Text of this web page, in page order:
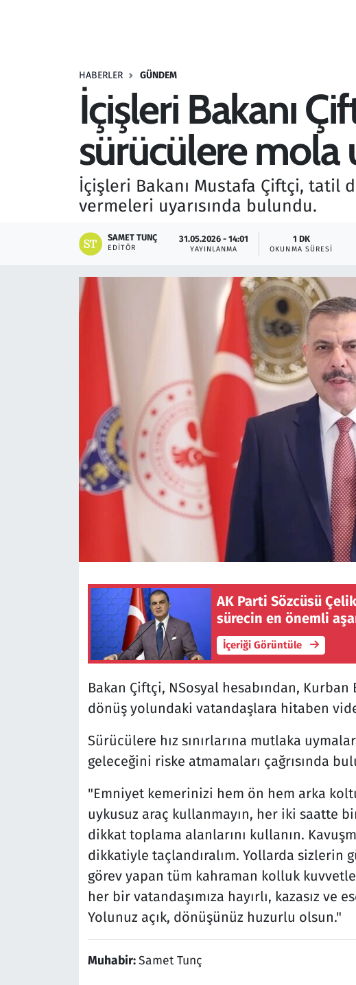
HABERLER GÜNDEM
İçişleri Bakanı
sürücülere mola
İçişleri Bakanı Mustafa Çiftçi, tatil
vermeleri uyarısında bulundu.
SAMET TUNÇ
EDITÖR
31.05.2026 - 14:01
YAYINLANMA
1 DK
OKUNMA SÜRESI
AK Parti Sözcüsü
sürecin en önemli
İçeriği Görüntüle
Bakan Çiftçi, NSosyal hesabından,
dönüş yolundaki vatandaşlara hitaben
Sürücülere hız sınırlarına mutlaka
geleceğini riske atmamaları çağrısında
"Emniyet kemerinizi hem ön hem arka
uykusuz araç kullanmayın, her iki saatte
dikkat toplama alanlarını kullanın.
dikkatiyle taçlandıralım. Yollarda sizlerin
görev yapan tüm kahraman kolluk
her bir vatandaşımıza hayırlı, kazasız
Yolunuz açık, dönüşünüz huzurlu olsun."
Muhabir:Samet Tunç
Savunma Sanayi
Teknoloji ve Bilim
Televizyon